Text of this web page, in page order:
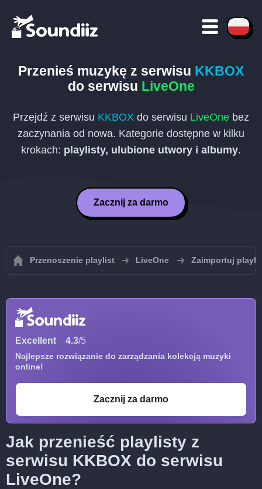
Przenieś muzykę z serwisu KKBOX
do serwisu LiveOne
Przejdź z serwisu KKBOX do serwisu LiveOne bez
zaczynania od nowa. Kategorie dostępne w kilku
krokach: playlisty, ulubione utwory i albumy.
Zacznij za darmo
Przenoszenie playlist LiveOne Zaimportuj
Excellent 4.3/5
Najlepsze rozwiązanie do zarządzania kolekcją muzyki
online!
Zacznij za darmo
Jak przenieść playlisty z
serwisu KKBOX do serwisu
LiveOne?